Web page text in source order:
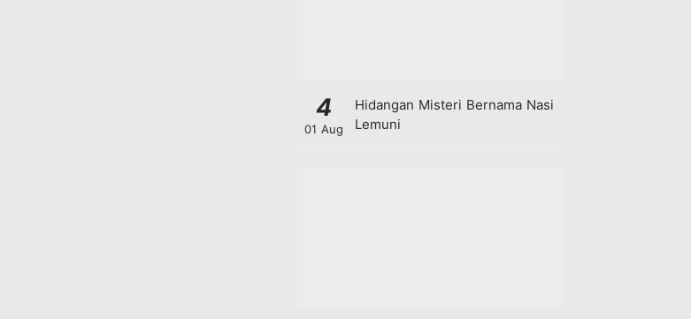
4
01 Aug
Hidangan Misteri Bernama Nasi
Lemuni